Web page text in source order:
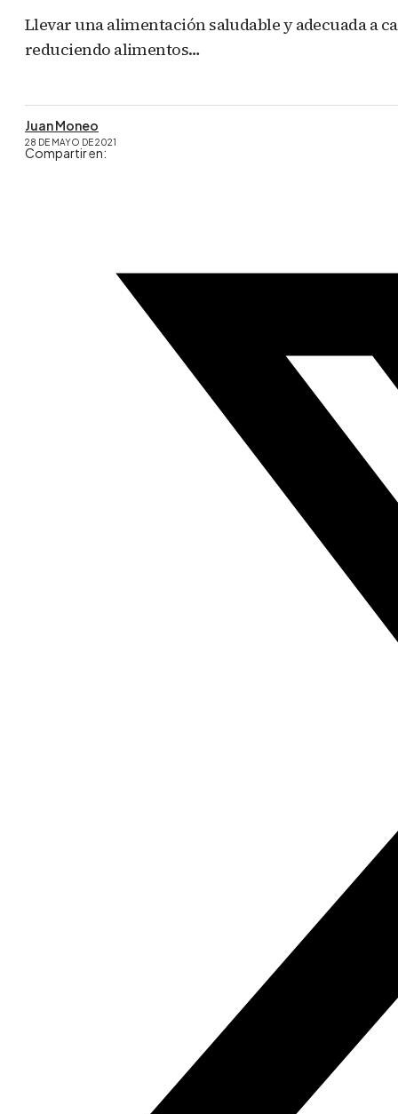
Llevar una alimentación saludable y adecuada a
reduciendo alimentos…
Juan Moneo
28 DE MAYO DE 2021
Compartir en: